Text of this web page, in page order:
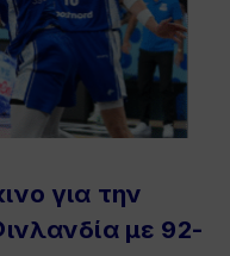
για την
με 92-